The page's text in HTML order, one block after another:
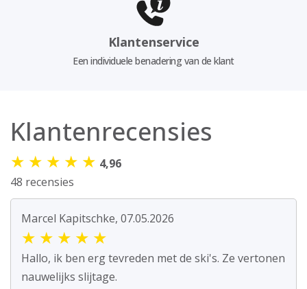
Klantenservice
Een individuele benadering van de klant
Klantenrecensies
★ ★ ★ ★ ★ 4,96
48 recensies
Marcel Kapitschke, 07.05.2026
★ ★ ★ ★ ★
Hallo, ik ben erg tevreden met de ski's. Ze vertonen
nauwelijks slijtage.